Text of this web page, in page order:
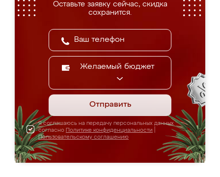
Оставьте заявку сейчас, скидка
сохранится.
Желаемый бюджет
Отправить
Я соглашаюсь на передачу персональных данных
согласно Политике конфиденциальности
Пользовательскому соглашению